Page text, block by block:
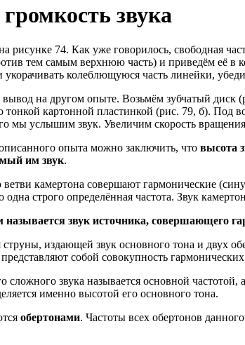
звука
74. Как уже говорилось, свободная
тем самым верхнюю часть) и приведём её в
колеблющуюся часть линейки,
на другом опыте. Возьмём зубчатый диск
тонкой картонной пластинкой (рис. 79, б). Под
мы услышим звук. Увеличим скорость
опыта можно заключить, что высота
им звук.
камертона совершают гармонические
одна строго определённая частота. Звук
звук источника, совершающего
собой совокупность
сложного звука называется основной
именно высотой его основного тона.
обертонами. Частоты всех обертонов